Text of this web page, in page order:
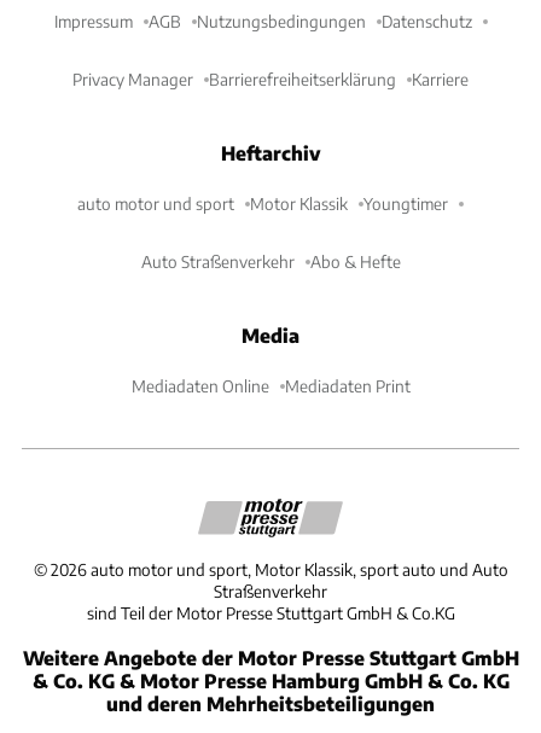
Impressum AGB Nutzungsbedingungen Datenschutz
Privacy Manager Barrierefreiheitserklärung Karriere
Heftarchiv
auto motor und sport Motor Klassik Youngtimer
Auto Straßenverkehr Abo & Hefte
Media
Mediadaten Online Mediadaten Print
©2026 auto motor und sport, Motor Klassik, sport auto und Auto
Straßenverkehr
sind Teil der Motor Presse Stuttgart GmbH & Co.KG
Weitere Angebote der Motor Presse Stuttgart GmbH
& Co. KG & Motor Presse Hamburg GmbH & Co. KG
und deren Mehrheitsbeteiligungen